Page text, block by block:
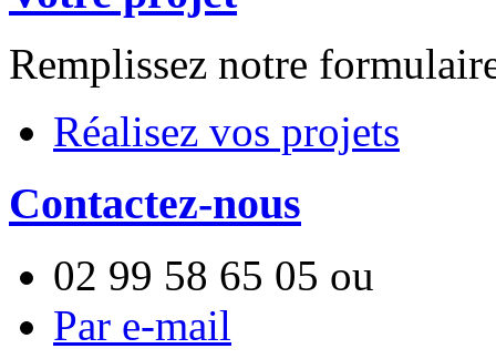
Remplissez notre
Réalisez vos projets
Contactez-nous
02 99 58 65 05 ou
Par e-mail